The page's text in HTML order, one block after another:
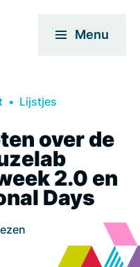
Menu
Lijstjes
over de
2.0 en
Days